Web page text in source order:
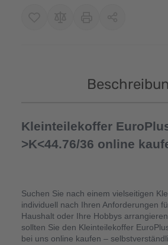
Kleinteilekoffer
>K<44.76/36 online
Suchen Sie nach einem vielseitigen
individuell nach Ihren Anforderungen
Haushalt oder Ihre Hobbys
sollten Sie den Kleinteilekoffer
bei uns online kaufen –